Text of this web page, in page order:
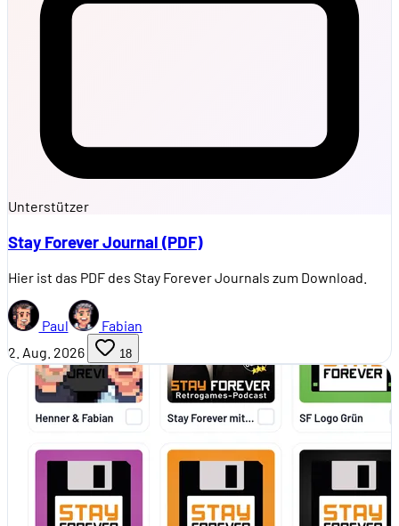
Unterstützer
Stay Forever Journal (PDF)
Hier ist das PDF des Stay Forever Journals zum Download.
Paul
Fabian
2. Aug. 2026
18